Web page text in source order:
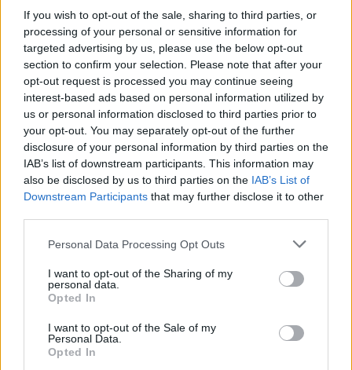
If you wish to opt-out of the sale, sharing to third parties, or
processing of your personal or sensitive information for
targeted advertising by us, please use the below opt-out
section to confirm your selection. Please note that after your
opt-out request is processed you may continue seeing
interest-based ads based on personal information utilized by
us or personal information disclosed to third parties prior to
your opt-out. You may separately opt-out of the further
disclosure of your personal information by third parties on the
IAB’s list of downstream participants. This information may
also be disclosed by us to third parties on the IAB’s List of
Downstream Participants that may further disclose it to other
Personal Data Processing Opt Outs
I want to opt-out of the Sharing of my
personal data.
Opted In
I want to opt-out of the Sale of my
Personal Data.
Opted In
Επιλογές Που Ταιριάζουν
Ανακαλύψτε τα κοσμήματα που αγαπήθηκαν περισσότερο!
Εδώ θα βρείτε τις κορυφαίες επιλογές που ξεχωρίζουν για
το μοναδικό τους στυλ και την εξαιρετική τους ποιότητα.
ΧΡΥΣΌΣ 18 ΚΑΡΑΤΊΩΝ -10%